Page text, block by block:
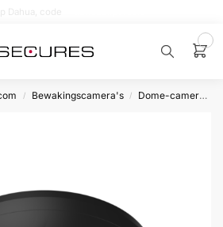
/ Bewakingscamera's / Dome-camera’s